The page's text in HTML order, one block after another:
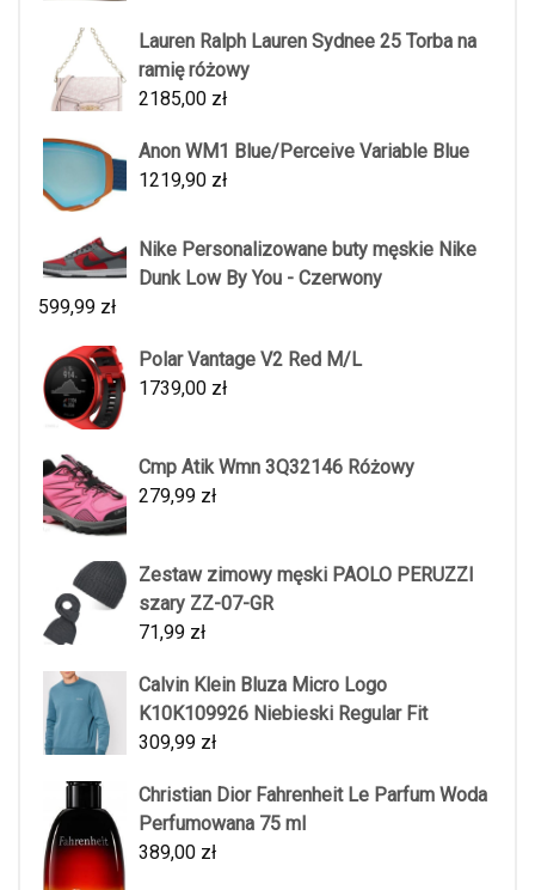
Lauren Ralph Lauren Sydnee 25 Torba na
ramię różowy
2185,00 zł
Anon WM1 Blue/Perceive Variable Blue
1219,90 zł
Nike Personalizowane buty męskie Nike
Dunk Low By You - Czerwony
599,99 zł
Polar Vantage V2 Red M/L
1739,00 zł
Cmp Atik Wmn 3Q32146 Różowy
279,99 zł
Zestaw zimowy męski PAOLO PERUZZI
szary ZZ-07-GR
71,99 zł
Calvin Klein Bluza Micro Logo
K10K109926 Niebieski Regular Fit
309,99 zł
Christian Dior Fahrenheit Le Parfum Woda
Perfumowana 75 ml
389,00 zł